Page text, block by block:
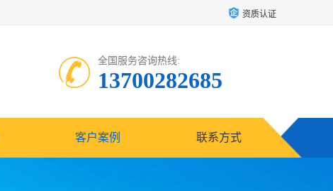
资质认证
全国服务咨询热线:
13700282685
客户案例 联系方式